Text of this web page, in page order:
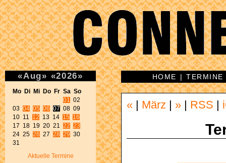
«Aug» «2026»
Mo Di Mi Do Fr Sa So
01
02
03 04 05 06 07 08 09
10 11 12 13 14 15
16
17 18 19 20 21 22 23
24 25 26 27 28 29 30
31
Aktuelle Termine
HOME |TERMINE
« März » RSS